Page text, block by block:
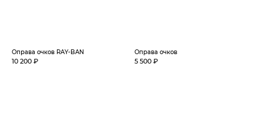
Оправа очков RAY-BAN
10 200 ₽
Оправа очков
5 500 ₽